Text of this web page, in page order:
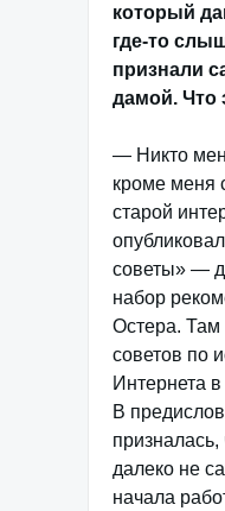
который
где-то
признали
дамой. Что
— Никто
кроме меня
старой
советы» —
набор
Остера. Там
советов по
Интернета
В
призналась,
далеко не
начала